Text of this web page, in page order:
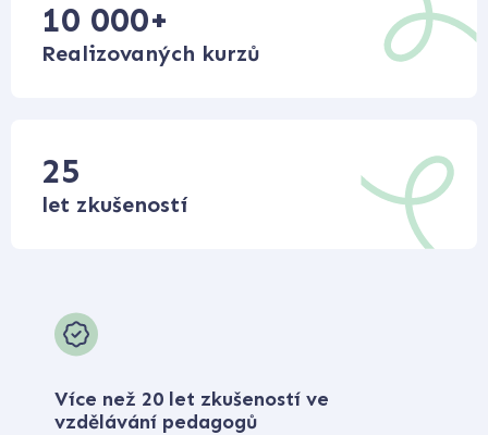
10 000+
Realizovaných kurzů
25
let zkušeností
Více než 20 let zkušeností ve
vzdělávání pedagogů